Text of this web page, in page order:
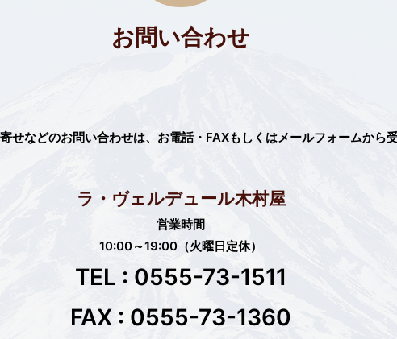
お問い合わせ
せなどのお問い合わせは、 お電話・FAXもしくはメールフォームから
ラ・ヴェルデュール木村屋
営業時間
10:00～19:00（火曜日定休）
TEL : 0555-73-1511
FAX : 0555-73-1360